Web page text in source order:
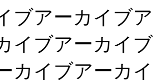
ブアーカイブ
イブアーカイ
カイブアーカ